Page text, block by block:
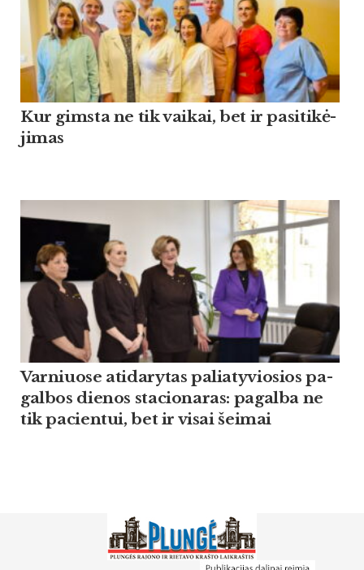
Kur gims­ta ne tik vai­kai, bet ir pa­si­ti­kė­
ji­mas
Var­niuo­se ati­da­ry­tas pa­lia­ty­vio­sios pa­
gal­bos die­nos sta­cio­na­ras: pa­gal­ba ne
tik pa­cien­tui, bet ir vi­sai šei­mai